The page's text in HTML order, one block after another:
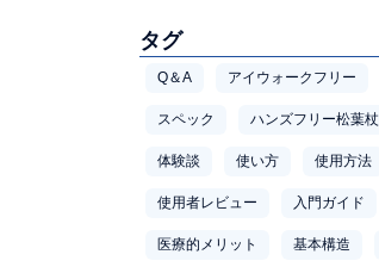
タグ
Q＆A アイウォークフリー
スペック ハンズフリー松葉杖
体験談 使い方 使用方法
使用者レビュー 入門ガイド
医療的メリット 基本構造